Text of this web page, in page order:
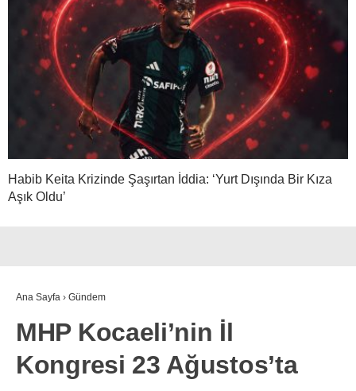
Habib Keita Krizinde Şaşırtan İddia: ‘Yurt Dışında Bir Kıza
Aşık Oldu’
Ana Sayfa › Gündem
MHP Kocaeli’nin İl
Kongresi 23 Ağustos’ta